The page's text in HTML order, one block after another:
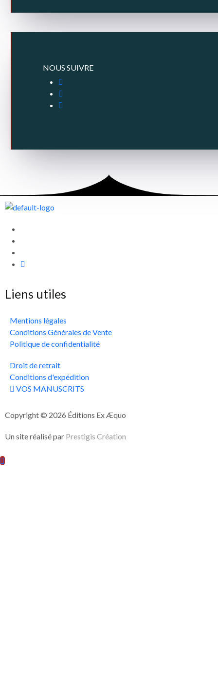
NOUS SUIVRE
Liens utiles
Mentions légales
Conditions Générales de Vente
Politique de confidentialité
Droit de retrait
Conditions d'expédition
VOS MANUSCRITS
Copyright © 2026 Éditions Ex Æquo
Un site réalisé par Prestigis Création